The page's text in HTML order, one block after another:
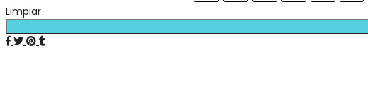
Limpiar